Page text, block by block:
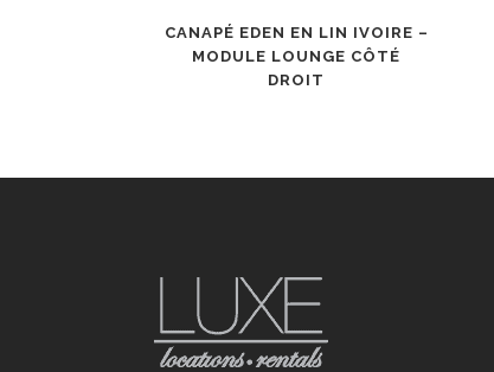
CANAPÉ EDEN EN LIN IVOIRE –
MODULE LOUNGE CÔTÉ
DROIT